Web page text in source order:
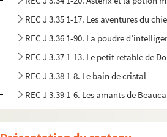
REC J 3.35 1-17. Les aventures du
REC J 3.36 1-90. La poudre
REC J 3.37 1-13. Le petit retable de
REC J 3.38 1-8. Le bain de cristal
REC J 3.39 1-6. Les amants de